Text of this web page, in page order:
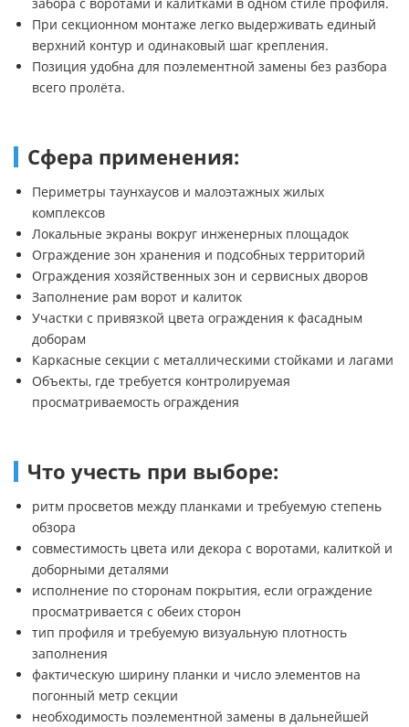
При секционном монтаже легко выдерживать единый
верхний контур и одинаковый шаг крепления.
Позиция удобна для поэлементной замены без разбора
всего пролёта.
Сфера применения:
Периметры таунхаусов и малоэтажных жилых
комплексов
Локальные экраны вокруг инженерных площадок
Ограждение зон хранения и подсобных территорий
Ограждения хозяйственных зон и сервисных дворов
Заполнение рам ворот и калиток
Участки с привязкой цвета ограждения к фасадным
доборам
Каркасные секции с металлическими стойками и лагами
Объекты, где требуется контролируемая
просматриваемость ограждения
Что учесть при выборе:
ритм просветов между планками и требуемую степень
обзора
совместимость цвета или декора с воротами, калиткой и
доборными деталями
исполнение по сторонам покрытия, если ограждение
просматривается с обеих сторон
тип профиля и требуемую визуальную плотность
заполнения
фактическую ширину планки и число элементов на
погонный метр секции
необходимость поэлементной замены в дальнейшей